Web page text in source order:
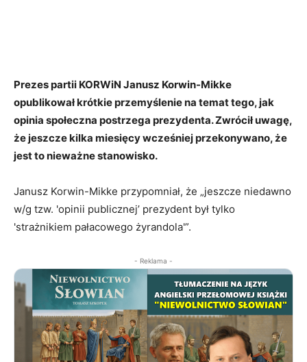
Prezes partii KORWiN Janusz Korwin-Mikke
opublikował krótkie przemyślenie na temat tego, jak
opinia społeczna postrzega prezydenta. Zwrócił uwagę,
że jeszcze kilka miesięcy wcześniej przekonywano, że
jest to nieważne stanowisko.
Janusz Korwin-Mikke przypomniał, że „jeszcze niedawno
w/g tzw. 'opinii publicznej’ prezydent był tylko
'strażnikiem pałacowego żyrandola'”.
- Reklama -